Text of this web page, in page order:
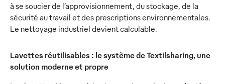
à se soucier de l’approvisionnement, du stockage, de la
sécurité au travail et des prescriptions environnementales.
Le nettoyage industriel devient calculable.
Lavettes réutilisables : le système de Textilsharing, une
solution moderne et propre